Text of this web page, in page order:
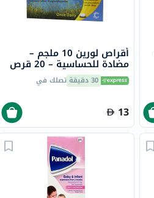
أقراص لورين 10 ملجم –
مضادة للحساسية – 20 قرص
30 دقيقة تصلك في
13